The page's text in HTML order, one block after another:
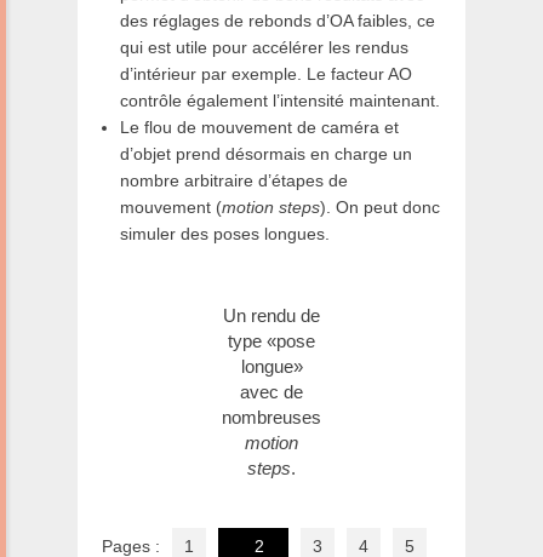
des réglages de rebonds d’OA faibles, ce
qui est utile pour accélérer les rendus
d’intérieur par exemple. Le facteur AO
contrôle également l’intensité maintenant.
Le flou de mouvement de caméra et
d’objet prend désormais en charge un
nombre arbitraire d’étapes de
mouvement (motion steps). On peut donc
simuler des poses longues.
Un rendu de
type «pose
longue»
avec de
nombreuses
motion
steps.
Pages : 1 2 3 4
5